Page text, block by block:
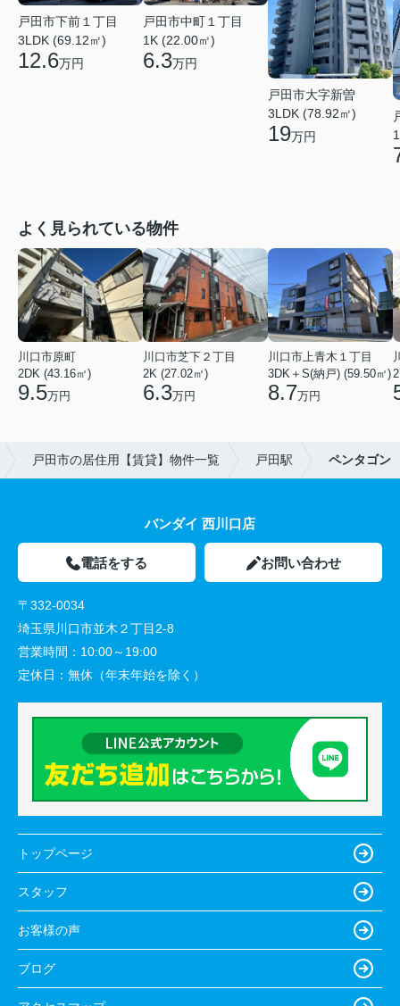
戸田市下前１丁目
3LDK (69.12㎡)
12.6万円
戸田市中町１丁目
1K (22.00㎡)
6.3万円
戸田市大字新曽
3LDK (78.92㎡)
19万円
よく見られている物件
川口市原町
2DK (43.16㎡)
9.5万円
川口市芝下２丁目
2K (27.02㎡)
6.3万円
川口市上青木１丁目
3DK＋S(納戸) (59.50㎡)
8.7万円
戸田市の居住用【賃貸】物件一覧 戸田駅 ペンタゴン
バンダイ 西川口店
電話をする お問い合わせ
〒332-0034
埼玉県川口市並木２丁目2-8
営業時間： 10:00～19:00
定休日： 無休（年末年始を除く）
トップページ
スタッフ
お客様の声
ブログ